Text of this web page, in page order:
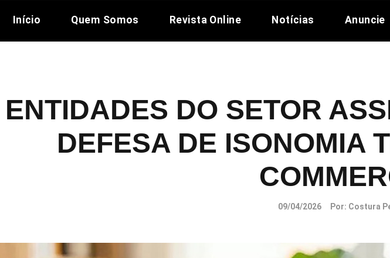
Início Quem Somos Revista Online Notícias Anuncie
ENTIDADES DO SETOR
DEFESA DE ISONOMIA
09/04/2026 Por: Costura